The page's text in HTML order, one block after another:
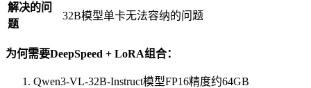
解决的问
题
32B模型单卡无法容纳的问题
为何需要DeepSpeed + LoRA组合：
Qwen3-VL-32B-Instruct模型FP16精度约64GB